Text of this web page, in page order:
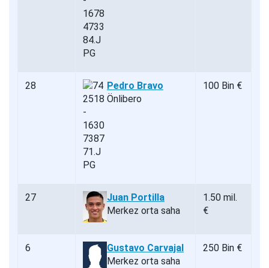
28
Pedro Bravo
Önlibero
100 Bin €
27
Juan Portilla
Merkez orta saha
1.50 mil.
€
6
Gustavo Carvajal
Merkez orta saha
250 Bin €